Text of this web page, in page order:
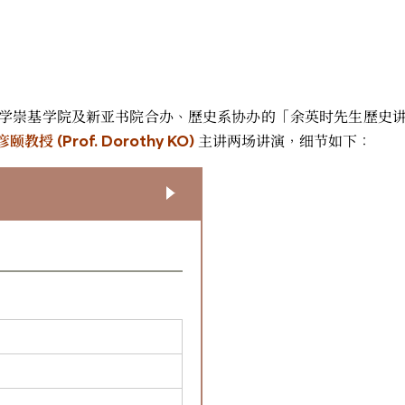
崇基学院及新亚书院合办、歷史系协办的「余英时先生歷史
颐教授 (Prof. Dorothy KO) 主讲两场讲演，细节如下：